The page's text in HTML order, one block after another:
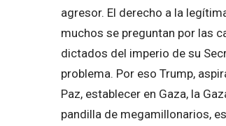
agresor. El derecho a la
muchos se preguntan por las
dictados del imperio de su
problema. Por eso Trump,
Paz, establecer en Gaza, la
pandilla de megamillonarios,